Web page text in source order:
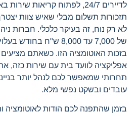
לדיירים 24/7, לפתוח קריאות
תזכורות תשלום מבלי שאיש צוות
לא רק נוח, זה בעיקר כלכלי. חברות
של 7,000 עד 8,000 ש"ח
בזכות האוטומציה הזו. כשאתם
אפליקציה לוועד בית עם שירות כזה,
תחרותי שמאפשר לכם לנהל יותר
עובדים ובשקט נפשי מלא.
בזמן שהתפנה לכם הודות